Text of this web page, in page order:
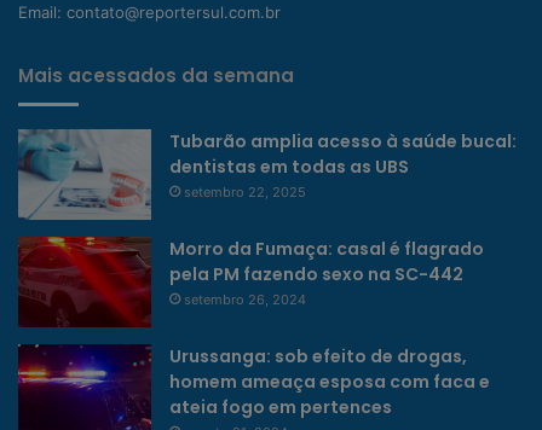
Email: contato@reportersul.com.br
Mais acessados da semana
Tubarão amplia acesso à saúde bucal:
dentistas em todas as UBS
setembro 22, 2025
Morro da Fumaça: casal é flagrado
pela PM fazendo sexo na SC-442
setembro 26, 2024
Urussanga: sob efeito de drogas,
homem ameaça esposa com faca e
ateia fogo em pertences